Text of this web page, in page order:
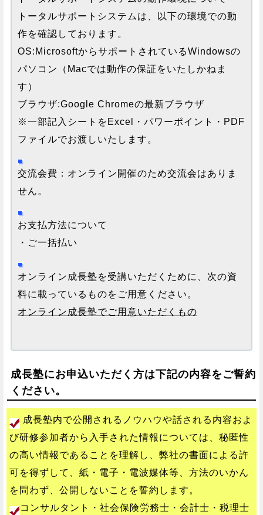
トータルサポートシステムは、以下の環境での動
作を確認しております。
OS:MicrosoftからサポートされているWindowsの
パソコン（Macでは動作の保証をいたしかねま
す）
ブラウザ:Google Chromeの最新ブラウザ
※一部記入シートをExcel・パワーポイント・PDF
ファイルでお渡しいたします。
交流会費：オンライン開催のため交流会はありま
せん。
お支払方法について
・ご一括払い
オンライン成長塾を受講いただくために、次の資
料に載っているものをご用意ください。
オンライン成長塾でご用意いただくもの
成長塾にお申込いただく方は下記の内容をご誓約
ください。
成長塾内で公開されるノウハウや話される内容およ
び研修参加者から入手された情報については、秘匿性
の高い情報であることを理解し、弊社の書面による許
可を得ずして、紙・電子・電波媒体等、方法のいかん
を問わず、公開しないことを誓約します。
コンサルタント・社会保険労務士・会計士・税理士